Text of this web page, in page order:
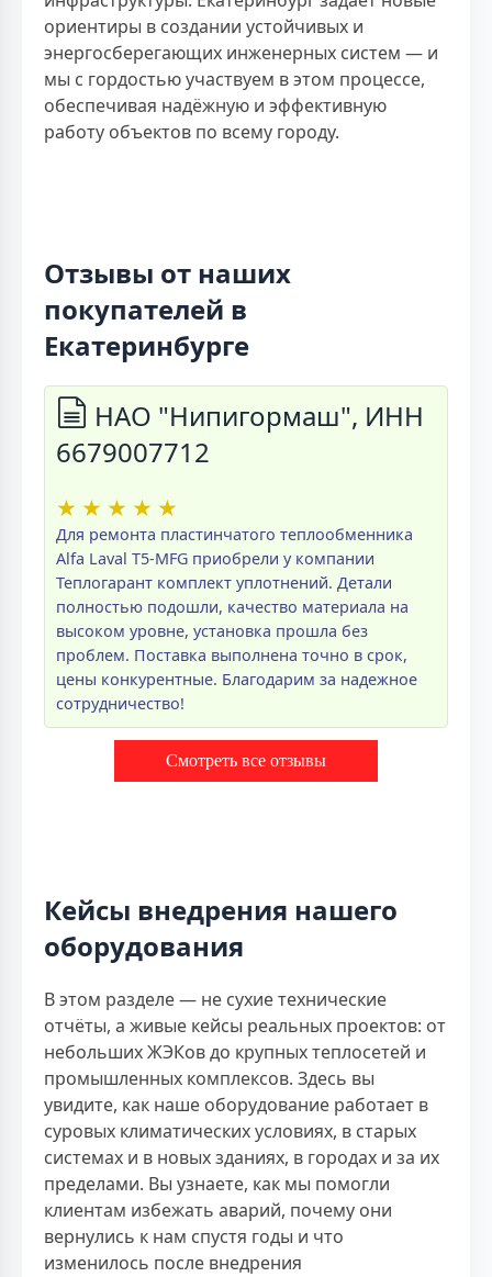
ориентиры в создании устойчивых и
энергосберегающих инженерных систем — и
мы с гордостью участвуем в этом процессе,
обеспечивая надёжную и эффективную
работу объектов по всему городу.
Отзывы от наших
покупателей в
Екатеринбурге
НАО "Нипигормаш", ИНН
6679007712
★ ★ ★ ★ ★
Для ремонта пластинчатого теплообменника
Alfa Laval T5-MFG приобрели у компании
Теплогарант комплект уплотнений. Детали
полностью подошли, качество материала на
высоком уровне, установка прошла без
проблем. Поставка выполнена точно в срок,
цены конкурентные. Благодарим за надежное
сотрудничество!
Смотреть все отзывы
Кейсы внедрения нашего
оборудования
В этом разделе — не сухие технические
отчёты, а живые кейсы реальных проектов: от
небольших ЖЭКов до крупных теплосетей и
промышленных комплексов. Здесь вы
увидите, как наше оборудование работает в
суровых климатических условиях, в старых
системах и в новых зданиях, в городах и за их
пределами. Вы узнаете, как мы помогли
клиентам избежать аварий, почему они
вернулись к нам спустя годы и что
изменилось после внедрения